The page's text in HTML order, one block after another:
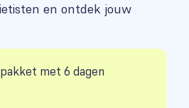
en ontdek jouw
met 6 dagen